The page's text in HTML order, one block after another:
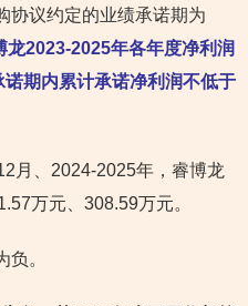
协议约定的业绩承诺期为
龙2023-2025年各年度净利润
期内累计承诺净利润不低于
月、2024-2025年，睿博龙
万元、308.59万元。
。